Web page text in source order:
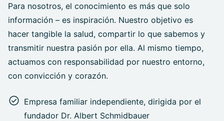
Para nosotros, el conocimiento es más que solo
información – es inspiración. Nuestro objetivo es
hacer tangible la salud, compartir lo que sabemos y
transmitir nuestra pasión por ella. Al mismo tiempo,
actuamos con responsabilidad por nuestro entorno,
con convicción y corazón.
Empresa familiar independiente, dirigida por el
fundador Dr. Albert Schmidbauer